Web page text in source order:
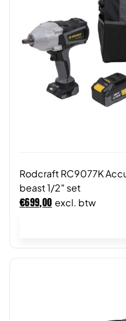
Rodcraft RC9077K
beast 1/2″ set
€699,00 excl. btw